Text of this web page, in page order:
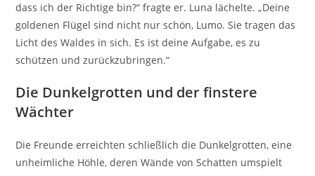
dass ich der Richtige bin?“ fragte er. Luna lächelte. „Deine
goldenen Flügel sind nicht nur schön, Lumo. Sie tragen das
Licht des Waldes in sich. Es ist deine Aufgabe, es zu
schützen und zurückzubringen.“
Die Dunkelgrotten und der finstere
Wächter
Die Freunde erreichten schließlich die Dunkelgrotten, eine
unheimliche Höhle, deren Wände von Schatten umspielt